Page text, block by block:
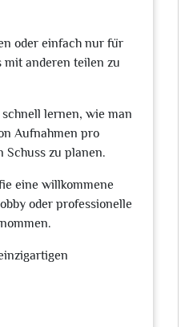
oder einfach nur für
mit anderen teilen zu
lernen, wie man
Aufnahmen pro
Schuss zu planen.
eine willkommene
oder professionelle